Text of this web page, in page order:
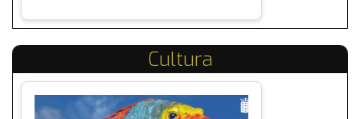
Cultura